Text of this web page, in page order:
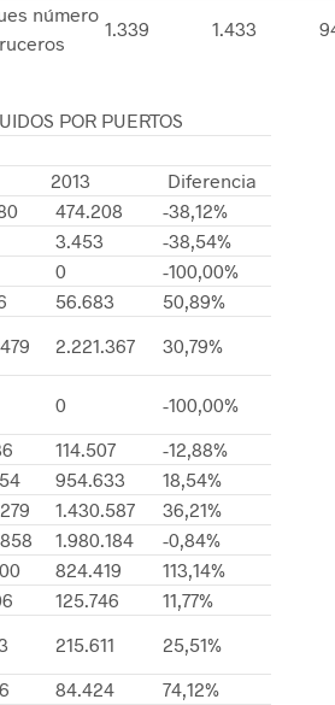
número
1.339 1.433
POR PUERTOS
2013
Diferencia
474.208
-38,12%
3.453
-38,54%
0
-100,00%
56.683
50,89%
2.221.367
30,79%
0
-100,00%
114.507
-12,88%
954.633
18,54%
1.430.587
36,21%
1.980.184
-0,84%
824.419
113,14%
125.746
11,77%
215.611
25,51%
84.424
74,12%